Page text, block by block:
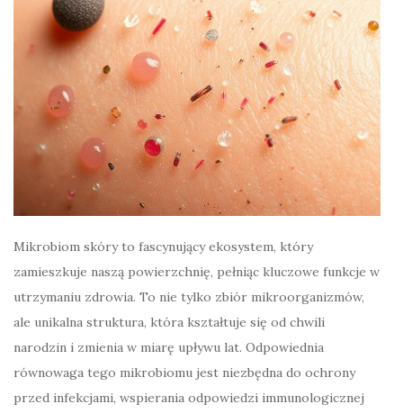
Mikrobiom skóry to fascynujący ekosystem, który
zamieszkuje naszą powierzchnię, pełniąc kluczowe funkcje w
utrzymaniu zdrowia. To nie tylko zbiór mikroorganizmów,
ale unikalna struktura, która kształtuje się od chwili
narodzin i zmienia w miarę upływu lat. Odpowiednia
równowaga tego mikrobiomu jest niezbędna do ochrony
przed infekcjami, wspierania odpowiedzi immunologicznej